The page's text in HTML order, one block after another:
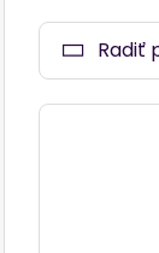
nadčasové
Radiť